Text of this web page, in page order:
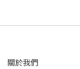
關於我們